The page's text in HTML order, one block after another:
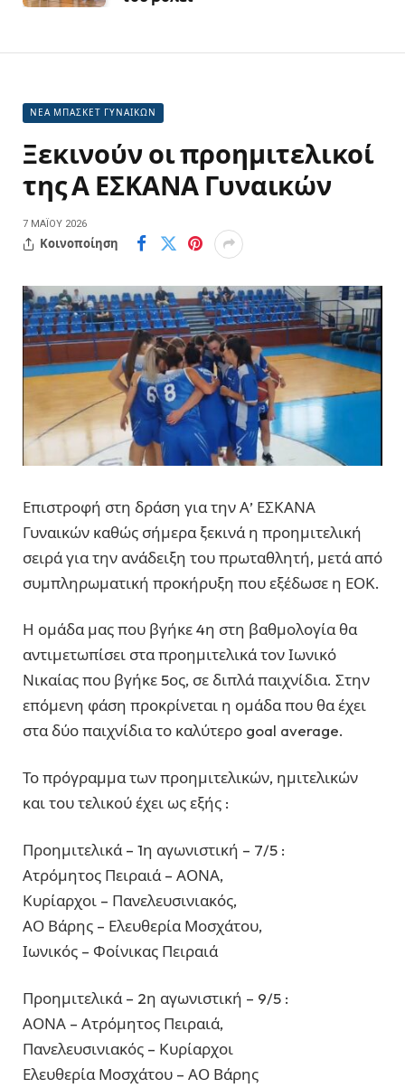
ΝΕΑ ΜΠΑΣΚΕΤ ΓΥΝΑΙΚΩΝ
Ξεκινούν οι προημιτελικοί
της Α ΕΣΚΑΝΑ Γυναικών
7 ΜΑΪ́ΟΥ 2026
Κοινοποίηση
Επιστροφή στη δράση για την Α’ ΕΣΚΑΝΑ
Γυναικών καθώς σήμερα ξεκινά η προημιτελική
σειρά για την ανάδειξη του πρωταθλητή, μετά από
συμπληρωματική προκήρυξη που εξέδωσε η ΕΟΚ.
Η ομάδα μας που βγήκε 4η στη βαθμολογία θα
αντιμετωπίσει στα προημιτελικά τον Ιωνικό
Νικαίας που βγήκε 5ος, σε διπλά παιχνίδια. Στην
επόμενη φάση προκρίνεται η ομάδα που θα έχει
στα δύο παιχνίδια το καλύτερο goal average.
Το πρόγραμμα των προημιτελικών, ημιτελικών
και του τελικού έχει ως εξής :
Προημιτελικά – 1η αγωνιστική – 7/5 :
Ατρόμητος Πειραιά – ΑΟΝΑ,
Κυρίαρχοι – Πανελευσινιακός,
ΑΟ Βάρης – Ελευθερία Μοσχάτου,
Ιωνικός – Φοίνικας Πειραιά
Προημιτελικά – 2η αγωνιστική – 9/5 :
ΑΟΝΑ – Ατρόμητος Πειραιά,
Πανελευσινιακός – Κυρίαρχοι
Ελευθερία Μοσχάτου – ΑΟ Βάρης